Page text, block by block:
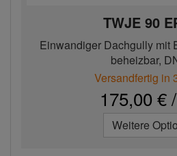
TWJE 90
Einwandiger Dachgully mit
beheizbar,
Versandfertig in
175,00 €
Weitere